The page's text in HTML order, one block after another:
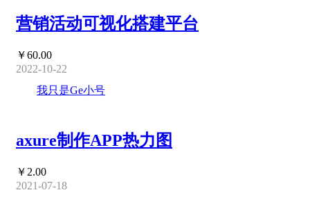
营销活动可视化搭建平台
￥60.00
2022-10-22
我只是Ge小号
axure制作APP热力图
￥2.00
2021-07-18